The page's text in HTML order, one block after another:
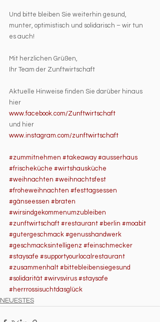
Und bitte bleiben Sie weiterhin gesund,
munter, optimistisch und solidarisch – wir tun
es auch!
Mit herzlichen Grüßen,
Ihr Team der Zunftwirtschaft
Aktuelle Hinweise finden Sie darüber hinaus
hier
www.facebook.com/Zunftwirtschaft
und hier
www.instagram.com/zunftwirtschaft
#zummitnehmen #takeaway #ausserhaus
#frischeküche #wirtshausküche
#weihnachten #weihnachtsfest
#froheweihnachten #festtagsessen
#gänseessen #braten
#wirsindgekommenumzubleiben
#zunftwirtschaft #restaurant #berlin #moabit
#gutergeschmack #genusshandwerk
#geschmacksintelligenz #feinschmecker
#staysafe #supportyourlocalrestaurant
#zusammenhalt #bittebleibensiegesund
#solidarität #wirvsvirus #staysafe
#herrrossisuchtdasglück
NEUESTES